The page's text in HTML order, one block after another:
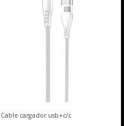
Cable cargador usb+c/c